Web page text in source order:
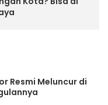
Resmi Meluncur di